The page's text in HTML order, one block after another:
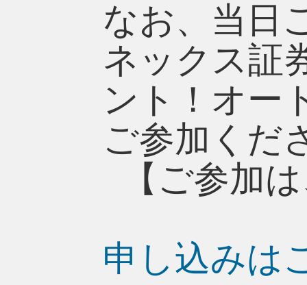
なお、当日
ネックス証
ント！オー
ご参加くだ
【ご参加
申し込みは